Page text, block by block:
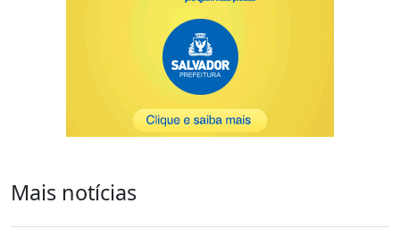
Mais notícias